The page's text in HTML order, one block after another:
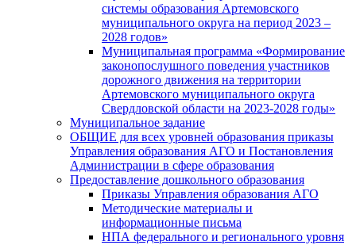
системы образования Артемовского
муниципального округа на период 2023 –
2028 годов»
Муниципальная программа «Формирование
законопослушного поведения участников
дорожного движения на территории
Артемовского муниципального округа
Свердловской области на 2023-2028 годы»
Муниципальное задание
ОБЩИЕ для всех уровней образования приказы
Управления образования АГО и Постановления
Администрации в сфере образования
Предоставление дошкольного образования
Приказы Управления образования АГО
Методические материалы и
информационные письма
НПА федерального и регионального уровня